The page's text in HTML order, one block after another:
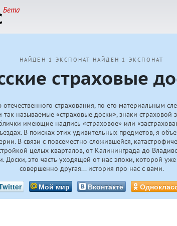
Бета
НАЙДЕН 1 ЭКСПОНАТ НАЙДЕН 1 ЭКСПОНАТ
страховые
страхования, по его материальным
называемые «страховые доски», знаки страховой
имеющие надпись «страховое» или
В поисках этих удивительных предметов, я
В связи с повсеместно сложившейся,
целых кварталов, от Калининграда до
Доски, это часть уходящей от нас эпохи, которой
совершенно другая... история про нас с вами.
Мой мир Вконтакте